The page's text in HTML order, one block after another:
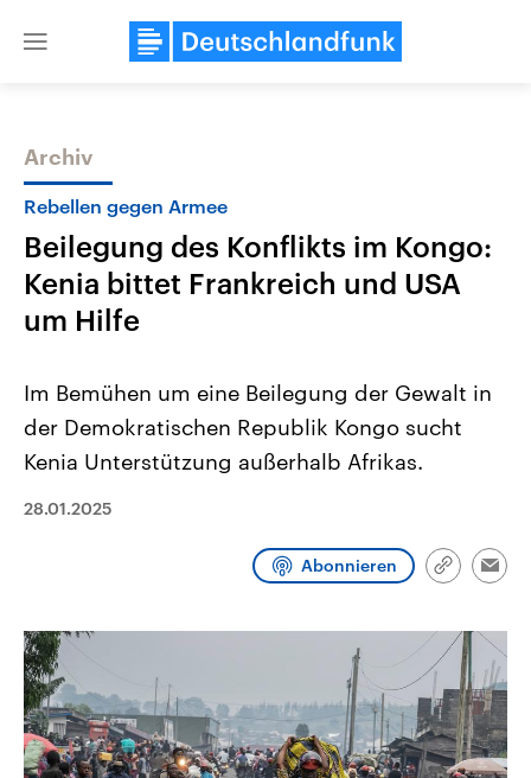
Close
Themen
2026
Alle Informationen
Sachsen-Anhalt wählt am 6.
Landtag. Seit 2021 wird das
Wahlprogramme, aktuelle Berichte
Wahl.
Aktuelle Beiträge,
Hintergründe
Wirtschaftlich und
aktuelle Weltgeschehen.
Audio-Archiv
Archiv
Rebellen gegen Armee
Beilegung des Konflikts im Kongo:
Kenia bittet Frankreich und USA
um Hilfe
Im Bemühen um eine Beilegung der Gewalt in
der Demokratischen Republik Kongo sucht
Kenia Unterstützung außerhalb Afrikas.
28.01.2025
Abonnieren
Link